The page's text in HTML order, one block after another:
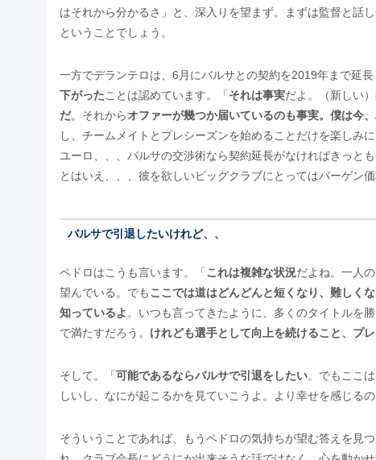
はそれから分かるさ」と、深入りを望まず。まずは監督と話
ということでしょう。
一方でデランテロは、6月にバルサとの契約を2019年まで延長
下がったことは認めています。「 それは事実だよ。（新しい）
だ。それからオファーが幾つか届いているのも事実。僕は今
し、チームメイトとプレシーズンを始めることだけを楽しみ
ユーロ、、、バルサの交渉術なら契約延長がなければきっと
とはいえ、、、彼を欲しいビッグクラブにとってはバーゲン価
バルサで引退したいけれど、、
ペドロはこうも言います。「 これは複雑な状況だよね。一人
望んでいる。でもここでは道はどんどんと短くなり、難しく
知っているよ 。いつも言ってきたように、多くのタイトルを
で満たすだろう。 けれども選手として向上を続けること、プ
そして。「 可能であるならバルサで引退をしたい。でもここ
しいし、なにが起こるかを見ていこうよ。より幸せを感じる
そういうことであれば、もうペドロの気持ちが望む答えを見